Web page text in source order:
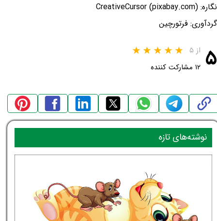
نگاره: CreativeCursor (pixabay.com)
گردآوری: فرتورچین
۵ از ۵
۱۲ مشارکت کننده
نوشته‌های تازه